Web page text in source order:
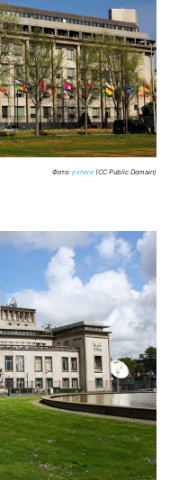
Фото: pxhere (CC Public Domain)